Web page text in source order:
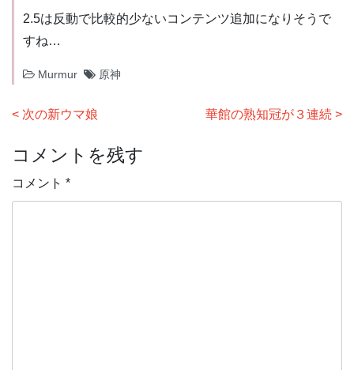
2.5は反動で比較的少ないコンテンツ追加になりそうで
すね…
Murmur 原神
投
ナ
ビ
ゲ
次の新ウマ娘 華館の熟知冠が３連続
コメントを残す
コメント *